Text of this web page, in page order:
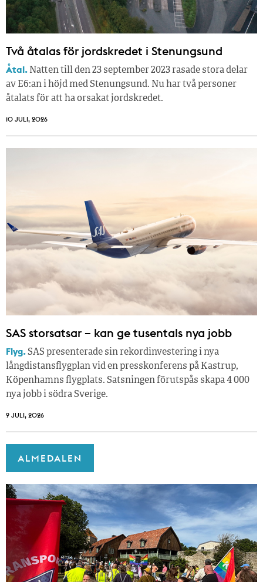
Två åtalas för jordskredet i Stenungsund
Åtal. Natten till den 23 september 2023 rasade stora delar
av E6:an i höjd med Stenungsund. Nu har två personer
åtalats för att ha orsakat jordskredet.
10 JULI, 2026
SAS storsatsar – kan ge tusentals nya jobb
Flyg.SAS presenterade sin rekordinvestering i nya
långdistansflygplan vid en presskonferens på Kastrup,
Köpenhamns flygplats. Satsningen förutspås skapa 4 000
nya jobb i södra Sverige.
9 JULI, 2026
ALMEDALEN